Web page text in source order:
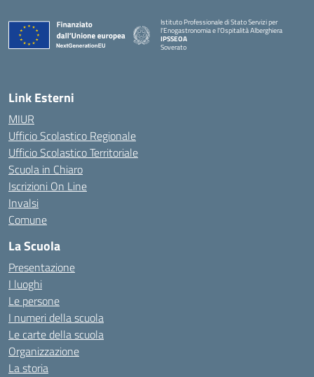
Istituto Professionale di Stato Servizi per
l'Enogastronomia e l'Ospitalità Alberghiera
IPSSEOA
Soverato
Link Esterni
MIUR
Ufficio Scolastico Regionale
Ufficio Scolastico Territoriale
Scuola in Chiaro
Iscrizioni On Line
Invalsi
Comune
La Scuola
Presentazione
I luoghi
Le persone
I numeri della scuola
Le carte della scuola
Organizzazione
La storia